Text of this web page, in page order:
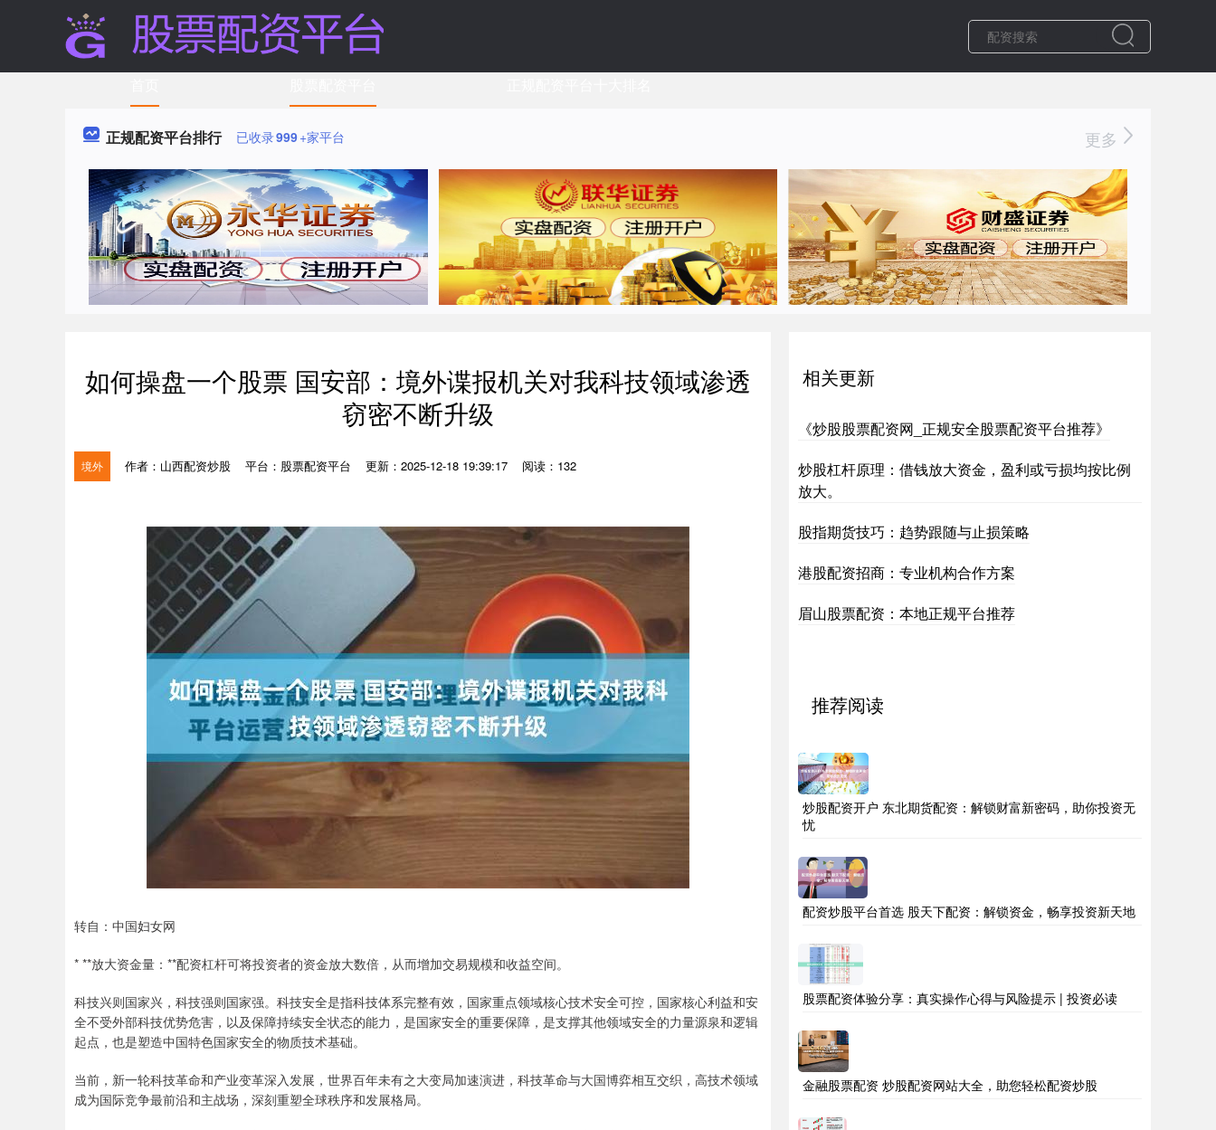
正规配资平台排行 已收录999+家平台 更多
如何操盘一个股票 国安部：境外谍报机关对我科技领域渗透
窃密不断升级
境外 作者：山西配资炒股 平台：股票配资平台 更新：2025-12-18 19:39:17 阅读：132
转自：中国妇女网
* **放大资金量：**配资杠杆可将投资者的资金放大数倍，从而增加交易规模和收益空间。
科技兴则国家兴，科技强则国家强。科技安全是指科技体系完整有效，国家重点领域核心技术安全可控，国家核心利益和安
全不受外部科技优势危害，以及保障持续安全状态的能力，是国家安全的重要保障，是支撑其他领域安全的力量源泉和逻辑
起点，也是塑造中国特色国家安全的物质技术基础。
当前，新一轮科技革命和产业变革深入发展，世界百年未有之大变局加速演进，科技革命与大国博弈相互交织，高技术领域
成为国际竞争最前沿和主战场，深刻重塑全球秩序和发展格局。
相关更新
《炒股股票配资网_正规安全股票配资平台推荐》
炒股杠杆原理：借钱放大资金，盈利或亏损均按比例
放大。
股指期货技巧：趋势跟随与止损策略
港股配资招商：专业机构合作方案
眉山股票配资：本地正规平台推荐
推荐阅读
炒股配资开户 东北期货配资：解锁财富新密码，助你投资无
忧
配资炒股平台首选 股天下配资：解锁资金，畅享投资新天地
股票配资体验分享：真实操作心得与风险提示 | 投资必读
金融股票配资 炒股配资网站大全，助您轻松配资炒股